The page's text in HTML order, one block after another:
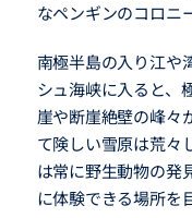
なペンギンのコロニ
南極半島の入り江や
シュ海峡に入ると、
崖や断崖絶壁の峰々
て険しい雪原は荒々
は常に野生動物の発
に体験できる場所を